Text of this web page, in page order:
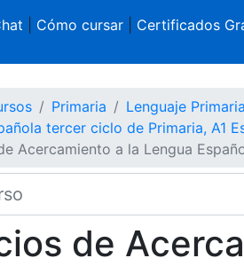
Cómo cursar| Certificados
Primaria
Lenguaje Primaria
tercer ciclo de Primaria, A1
Acercamiento a la Lengua
de